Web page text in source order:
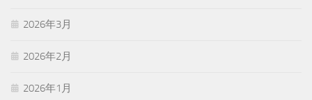
2026年3月
2026年2月
2026年1月